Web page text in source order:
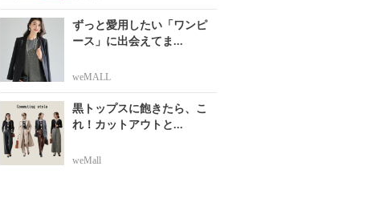
ずっと愛用したい「ワンピ
ース」に出会えてま...
weMALL
黒トップスに飽きたら、こ
れ！カットアウトと...
weMall